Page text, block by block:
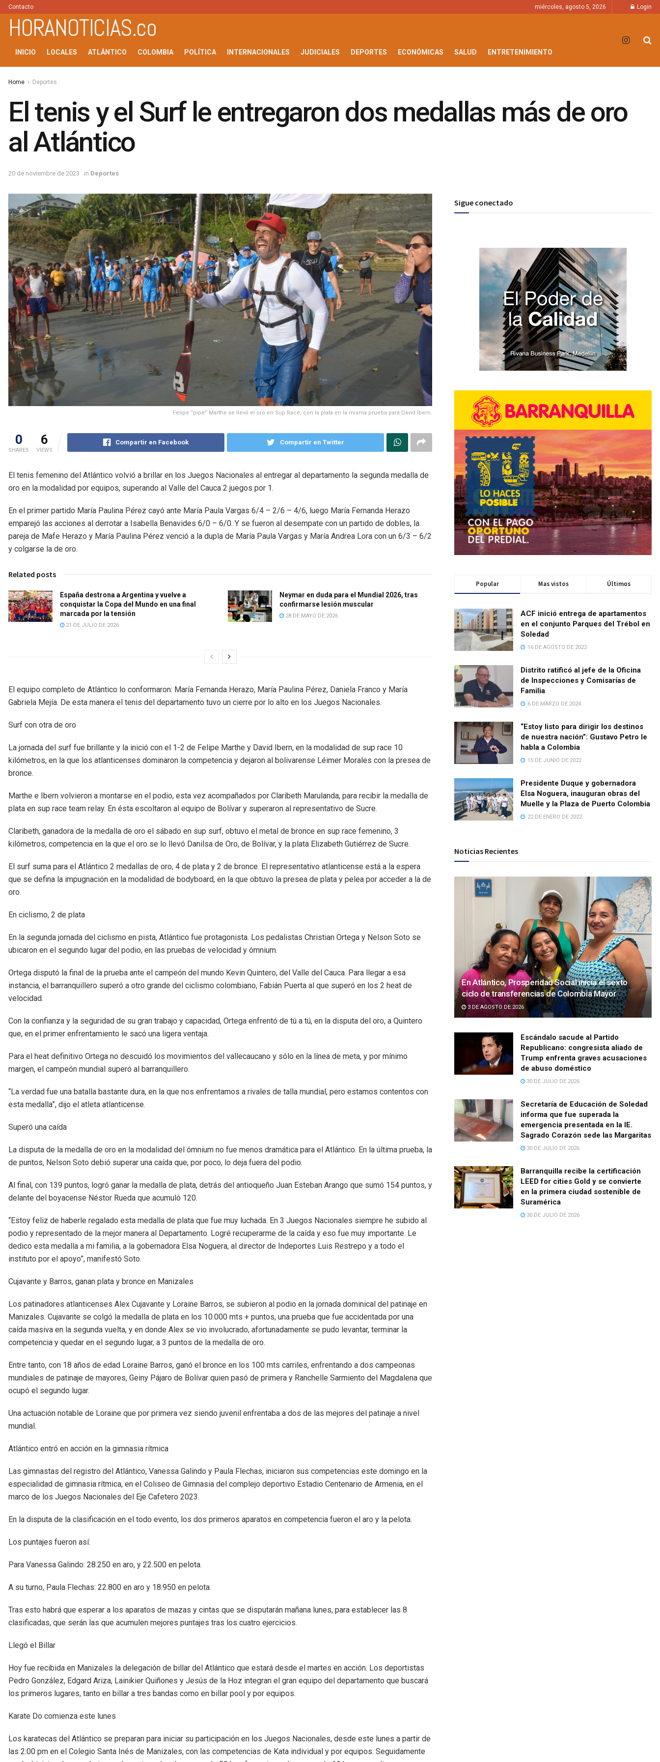
Contacto miércoles, agosto 5, 2026 Login
HORANOTICIAS.co
INICIO LOCALES ATLÁNTICO COLOMBIA POLÍTICA INTERNACIONALES JUDICIALES DEPORTES ECONÓMICAS SALUD ENTRETENIMIENTO
Home Deportes
El tenis y el Surf le entregaron dos medallas más de oro
al Atlántico
20 de noviembre de 2023 in Deportes
Felipe “pipe” Marthe se llevó el oro en Sup Race, con la plata en la misma prueba para David Ibern.
0
SHARES
6
VIEWS
Compartir en Facebook Compartir en Twitter
El tenis femenino del Atlántico volvió a brillar en los Juegos Nacionales al entregar al departamento la segunda medalla de
oro en la modalidad por equipos, superando al Valle del Cauca 2 juegos por 1.
En el primer partido María Paulina Pérez cayó ante María Paula Vargas 6/4 – 2/6 – 4/6, luego María Fernanda Herazo
emparejó las acciones al derrotar a Isabella Benavides 6/0 – 6/0. Y se fueron al desempate con un partido de dobles, la
pareja de Mafe Herazo y María Paulina Pérez venció a la dupla de María Paula Vargas y María Andrea Lora con un 6/3 – 6/2
y colgarse la de oro.
Related posts
España destrona a Argentina y vuelve a
conquistar la Copa del Mundo en una final
marcada por la tensión
21 DE JULIO DE 2026
Neymar en duda para el Mundial 2026, tras
confirmarse lesión muscular
28 DE MAYO DE 2026
El equipo completo de Atlántico lo conformaron: María Fernanda Herazo, María Paulina Pérez, Daniela Franco y María
Gabriela Mejía. De esta manera el tenis del departamento tuvo un cierre por lo alto en los Juegos Nacionales.
Surf con otra de oro
La jornada del surf fue brillante y la inició con el 1-2 de Felipe Marthe y David Ibern, en la modalidad de sup race 10
kilómetros, en la que los atlanticenses dominaron la competencia y dejaron al bolivarense Léimer Morales con la presea de
bronce.
Marthe e Ibern volvieron a montarse en el podio, esta vez acompañados por Claribeth Marulanda, para recibir la medalla de
plata en sup race team relay. En ésta escoltaron al equipo de Bolívar y superaron al representativo de Sucre.
Claribeth, ganadora de la medalla de oro el sábado en sup surf, obtuvo el metal de bronce en sup race femenino, 3
kilómetros, competencia en la que el oro se lo llevó Danilsa de Oro, de Bolívar, y la plata Elizabeth Gutiérrez de Sucre.
El surf suma para el Atlántico 2 medallas de oro, 4 de plata y 2 de bronce. El representativo atlanticense está a la espera
que se defina la impugnación en la modalidad de bodyboard, en la que obtuvo la presea de plata y pelea por acceder a la de
oro.
En ciclismo, 2 de plata
En la segunda jornada del ciclismo en pista, Atlántico fue protagonista. Los pedalistas Christian Ortega y Nelson Soto se
ubicaron en el segundo lugar del podio, en las pruebas de velocidad y ómnium.
Ortega disputó la final de la prueba ante el campeón del mundo Kevin Quintero, del Valle del Cauca. Para llegar a esa
instancia, el barranquillero superó a otro grande del ciclismo colombiano, Fabián Puerta al que superó en los 2 heat de
velocidad.
Con la confianza y la seguridad de su gran trabajo y capacidad, Ortega enfrentó de tú a tú, en la disputa del oro, a Quintero
que, en el primer enfrentamiento le sacó una ligera ventaja.
Para el heat definitivo Ortega no descuidó los movimientos del vallecaucano y sólo en la línea de meta, y por mínimo
margen, el campeón mundial superó al barranquillero.
“La verdad fue una batalla bastante dura, en la que nos enfrentamos a rivales de talla mundial, pero estamos contentos con
esta medalla”, dijo el atleta atlanticense.
Superó una caída
La disputa de la medalla de oro en la modalidad del ómnium no fue menos dramática para el Atlántico. En la última prueba, la
de puntos, Nelson Soto debió superar una caída que, por poco, lo deja fuera del podio.
Al final, con 139 puntos, logró ganar la medalla de plata, detrás del antioqueño Juan Esteban Arango que sumó 154 puntos, y
delante del boyacense Néstor Rueda que acumuló 120.
“Estoy feliz de haberle regalado esta medalla de plata que fue muy luchada. En 3 Juegos Nacionales siempre he subido al
podio y representado de la mejor manera al Departamento. Logré recuperarme de la caída y eso fue muy importante. Le
dedico esta medalla a mi familia, a la gobernadora Elsa Noguera, al director de Indeportes Luis Restrepo y a todo el
instituto por el apoyo”, manifestó Soto.
Cujavante y Barros, ganan plata y bronce en Manizales
Los patinadores atlanticenses Alex Cujavante y Loraine Barros, se subieron al podio en la jornada dominical del patinaje en
Manizales. Cujavante se colgó la medalla de plata en los 10.000 mts + puntos, una prueba que fue accidentada por una
caída masiva en la segunda vuelta, y en donde Alex se vio involucrado, afortunadamente se pudo levantar, terminar la
competencia y quedar en el segundo lugar, a 3 puntos de la medalla de oro.
Entre tanto, con 18 años de edad Loraine Barros, ganó el bronce en los 100 mts carriles, enfrentando a dos campeonas
mundiales de patinaje de mayores, Geiny Pájaro de Bolívar quien pasó de primera y Ranchelle Sarmiento del Magdalena que
ocupó el segundo lugar.
Una actuación notable de Loraine que por primera vez siendo juvenil enfrentaba a dos de las mejores del patinaje a nivel
mundial.
Atlántico entró en acción en la gimnasia rítmica
Las gimnastas del registro del Atlántico, Vanessa Galindo y Paula Flechas, iniciaron sus competencias este domingo en la
especialidad de gimnasia rítmica, en el Coliseo de Gimnasia del complejo deportivo Estadio Centenario de Armenia, en el
marco de los Juegos Nacionales del Eje Cafetero 2023.
En la disputa de la clasificación en el todo evento, los dos primeros aparatos en competencia fueron el aro y la pelota.
Los puntajes fueron así:
Para Vanessa Galindo: 28.250 en aro, y 22.500 en pelota.
A su turno, Paula Flechas: 22.800 en aro y 18.950 en pelota.
Tras esto habrá que esperar a los aparatos de mazas y cintas que se disputarán mañana lunes, para establecer las 8
clasificadas, que serán las que acumulen mejores puntajes tras los cuatro ejercicios.
Llegó el Billar
Hoy fue recibida en Manizales la delegación de billar del Atlántico que estará desde el martes en acción. Los deportistas
Pedro González, Edgard Ariza, Lainikier Quiñones y Jesús de la Hoz integran el gran equipo del departamento que buscará
los primeros lugares, tanto en billar a tres bandas como en billar pool y por equipos.
Karate Do comienza este lunes
Los karatecas del Atlántico se preparan para iniciar su participación en los Juegos Nacionales, desde este lunes a partir de
las 2:00 pm en el Colegio Santa Inés de Manizales, con las competencias de Kata individual y por equipos. Seguidamente
Sigue conectado
Popular Mas vistos Últimos
ACF inició entrega de apartamentos
en el conjunto Parques del Trébol en
Soledad
16 DE AGOSTO DE 2022
Distrito ratificó al jefe de la Oficina
de Inspecciones y Comisarías de
Familia
6 DE MARZO DE 2024
“Estoy listo para dirigir los destinos
de nuestra nación”: Gustavo Petro le
habla a Colombia
15 DE JUNIO DE 2022
Presidente Duque y gobernadora
Elsa Noguera, inauguran obras del
Muelle y la Plaza de Puerto Colombia
22 DE ENERO DE 2022
Noticias Recientes
En Atlántico, Prosperidad Social inicia el sexto
ciclo de transferencias de Colombia Mayor
3 DE AGOSTO DE 2026
Escándalo sacude al Partido
Republicano: congresista aliado de
Trump enfrenta graves acusaciones
de abuso doméstico
30 DE JULIO DE 2026
Secretaría de Educación de Soledad
informa que fue superada la
emergencia presentada en la IE.
Sagrado Corazón sede las Margaritas
30 DE JULIO DE 2026
Barranquilla recibe la certificación
LEED for cities Gold y se convierte
en la primera ciudad sostenible de
Suramérica
30 DE JULIO DE 2026